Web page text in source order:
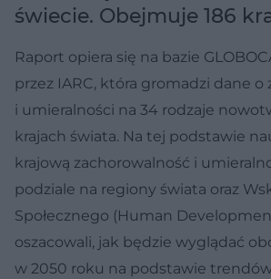
świecie. Obejmuje 186
Raport opiera się na bazie
przez IARC, która gromadzi dane o
i umieralności na 34 rodzaje
krajach świata. Na tej podstawie
krajową zachorowalność i
podziale na regiony świata oraz
Społecznego (Human
oszacowali, jak będzie wyglądać
w 2050 roku na podstawie